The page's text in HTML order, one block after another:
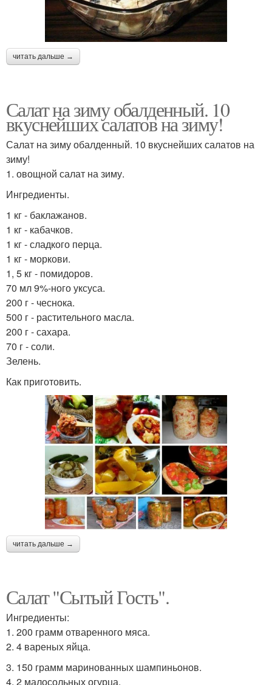
читать дальше →
Салат на зиму обалденный. 10
вкуснейших салатов на зиму!
Салат на зиму обалденный. 10 вкуснейших салатов на
зиму!
1. овощной салат на зиму.
Ингредиенты.
1 кг - баклажанов.
1 кг - кабачков.
1 кг - сладкого перца.
1 кг - моркови.
1, 5 кг - помидоров.
70 мл 9%-ного уксуса.
200 г - чеснока.
500 г - растительного масла.
200 г - сахара.
70 г - соли.
Зелень.
Как приготовить.
читать дальше →
Салат "Сытый Гость".
Ингредиенты:
1. 200 грамм отваренного мяса.
2. 4 вареных яйца.
3. 150 грамм маринованных шампиньонов.
4. 2 малосольных огурца.